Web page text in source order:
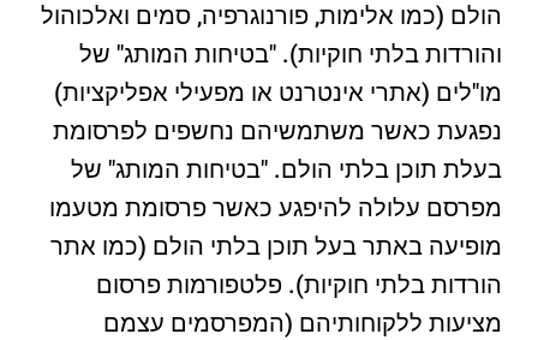
הולם (כמו אלימות, פורנוגרפיה, סמים ואלכוהול
והורדות בלתי חוקיות). "בטיחות המותג" של
מו"לים (אתרי אינטרנט או מפעילי אפליקציות)
נפגעת כאשר משתמשיהם נחשפים לפרסומת
בעלת תוכן בלתי הולם. "בטיחות המותג" של
מפרסם עלולה להיפגע כאשר פרסומת מטעמו
מופיעה באתר בעל תוכן בלתי הולם (כמו אתר
הורדות בלתי חוקיות). פלטפורמות פרסום
מציעות ללקוחותיהם (המפרסמים עצמם